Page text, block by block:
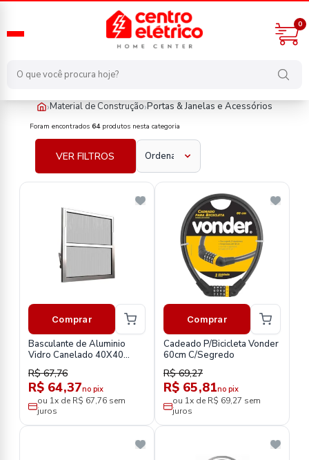
0
›Material de Construção›Portas & Janelas e Acessórios
material-de-construcao/portas-e-janelas-e-acessorios
Foram encontrados 64produtos nesta categoria
VER FILTROS
Comprar
Basculante de Aluminio
Vidro Canelado 40X40
Quality
R$ 67,76
R$ 64,37no pix
ou 1x de R$ 67,76 sem
juros
Comprar
Cadeado P/Bicicleta Vonder
60cm C/Segredo
R$ 69,27
R$ 65,81no pix
ou 1x de R$ 69,27 sem
juros